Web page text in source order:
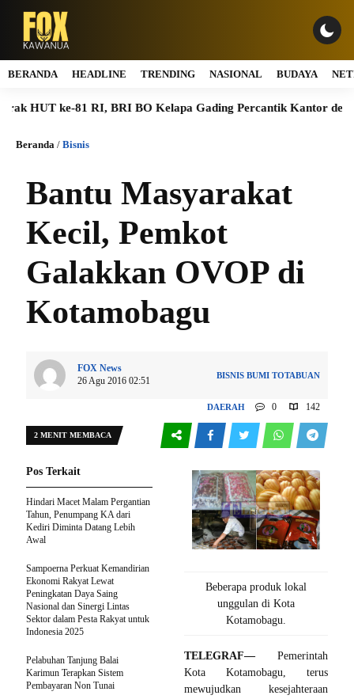
BERANDA HEADLINE TRENDING NASIONAL BUDAYA
ke-81 RI, BRI BO Kelapa Gading Percantik Kantor dengan
Beranda / Bisnis
Bantu Masyarakat
Kecil, Pemkot
Galakkan OVOP di
Kotamobagu
FOX News
26 Agu 2016 02:51
BISNIS BUMI TOTABUAN
DAERAH 0 142
2 MENIT MEMBACA
Beberapa produk lokal
unggulan di Kota
Kotamobagu.
TELEGRAF— Pemerintah
Kota Kotamobagu, terus
mewujudkan kesejahteraan
Pos Terkait
Hindari Macet Malam Pergantian
Tahun, Penumpang KA dari
Kediri Diminta Datang Lebih
Awal
Sampoerna Perkuat Kemandirian
Ekonomi Rakyat Lewat
Peningkatan Daya Saing
Nasional dan Sinergi Lintas
Sektor dalam Pesta Rakyat untuk
Indonesia 2025
Pelabuhan Tanjung Balai
Karimun Terapkan Sistem
Pembayaran Non Tunai